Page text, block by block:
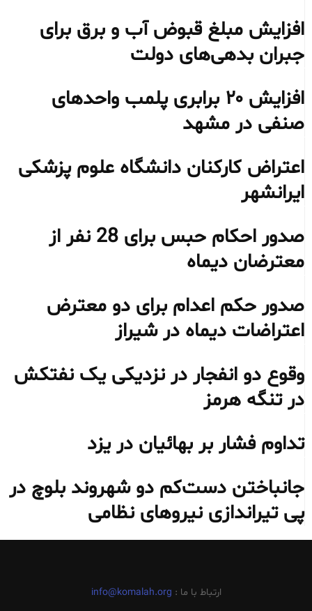
افزایش مبلغ قبوض آب و برق برای
جبران بدهی‌های دولت
افزایش ۲۰ برابری پلمب واحدهای
صنفی در مشهد
اعتراض کارکنان دانشگاه علوم پزشکی
ایرانشهر
صدور احکام حبس برای 28 نفر از
معترضان دیماه
صدور حکم اعدام برای دو معترض
اعتراضات دیماه در شیراز
وقوع دو انفجار در نزدیکی یک نفتکش
در تنگه هرمز
تداوم فشار بر بهائیان در یزد
جانباختن دست‌کم دو شهروند بلوچ در
پی تیراندازی نیروهای نظامی
ارتباط با ما : info@komalah.org